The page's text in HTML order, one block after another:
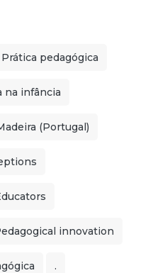
Prática pedagógica
na infância
(Portugal)
innovation
.